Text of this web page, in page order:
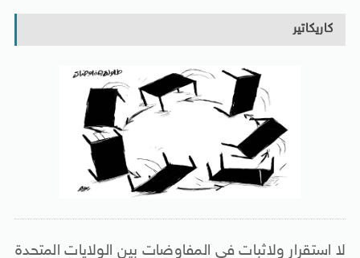
كاريكاتير
لا استقرار ولاثبات فى المفاوضات بين الولايات المتحدة